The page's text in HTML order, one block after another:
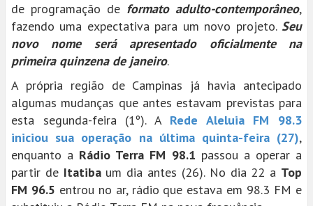
de programação de formato adulto-contemporâneo,
fazendo uma expectativa para um novo projeto. Seu
novo nome será apresentado oficialmente na
primeira quinzena de janeiro.
A própria região de Campinas já havia antecipado
algumas mudanças que antes estavam previstas para
esta segunda-feira (1º). A Rede Aleluia FM 98.3
iniciou sua operação na última quinta-feira (27),
enquanto a Rádio Terra FM 98.1 passou a operar a
partir de Itatibaum dia antes (26). No dia 22 a Top
FM 96.5 entrou no ar, rádio que estava em 98.3 FM e